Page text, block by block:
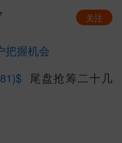
关注
把握机会
尾盘抢筹二十几